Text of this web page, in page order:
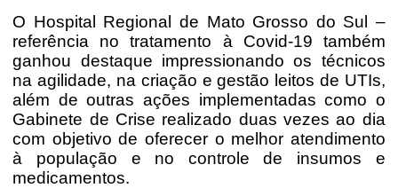
O Hospital Regional de Mato Grosso do Sul –
referência no tratamento à Covid-19 também
ganhou destaque impressionando os técnicos
na agilidade, na criação e gestão leitos de UTIs,
além de outras ações implementadas como o
Gabinete de Crise realizado duas vezes ao dia
com objetivo de oferecer o melhor atendimento
à população e no controle de insumos e
medicamentos.